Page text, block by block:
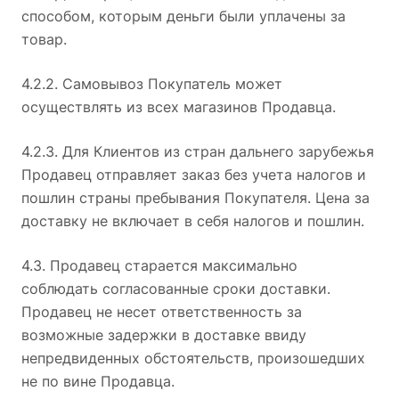
способом, которым деньги были уплачены за
товар.
4.2.2. Самовывоз Покупатель может
осуществлять из всех магазинов Продавца.
4.2.3. Для Клиентов из стран дальнего зарубежья
Продавец отправляет заказ без учета налогов и
пошлин страны пребывания Покупателя. Цена за
доставку не включает в себя налогов и пошлин.
4.3. Продавец старается максимально
соблюдать согласованные сроки доставки.
Продавец не несет ответственность за
возможные задержки в доставке ввиду
непредвиденных обстоятельств, произошедших
не по вине Продавца.